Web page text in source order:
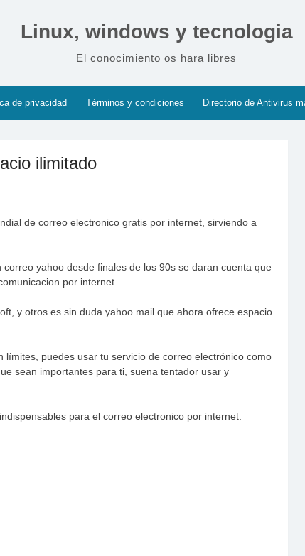
Linux, windows y tecnologia
El conocimiento os hara libres
de privacidad Términos y condiciones Directorio de Antivirus
ilimitado
de correo electronico gratis por internet, sirviendo a
yahoo desde finales de los 90s se daran cuenta que
por internet.
y otros es sin duda yahoo mail que ahora ofrece espacio
puedes usar tu servicio de correo electrónico como
sean importantes para ti, suena tentador usar y
para el correo electronico por internet.